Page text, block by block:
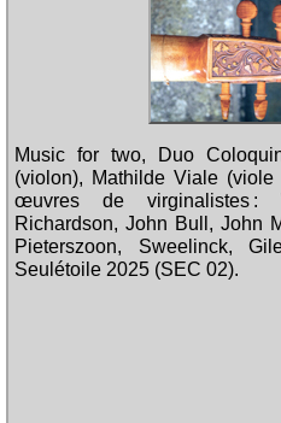
Music for two, Duo
(violon), Mathilde Viale
œuvres de virginalistes :
Richardson, John Bull, John
Pieterszoon, Sweelinck,
Seulétoile 2025 (SEC 02).